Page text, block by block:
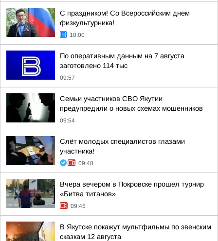
С праздником! Со Всероссийским днем
физкультурника!
10:00
По оперативным данным на 7 августа
заготовлено 114 тыс
09:57
Семьи участников СВО Якутии
предупредили о новых схемах мошенников
09:54
Слёт молодых специалистов глазами
участника!
09:48
Вчера вечером в Покровске прошел турнир
«Битва титанов»
09:45
В Якутске покажут мультфильмы по эвенским
сказкам 12 августа